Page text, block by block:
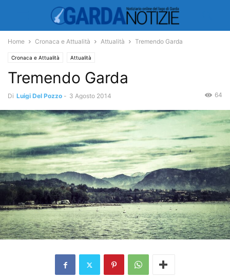
Home Cronaca e Attualità Attualità Tremendo Garda
Cronaca e Attualità Attualità
Tremendo Garda
Di Luigi Del Pozzo - 3 Agosto 2014 64